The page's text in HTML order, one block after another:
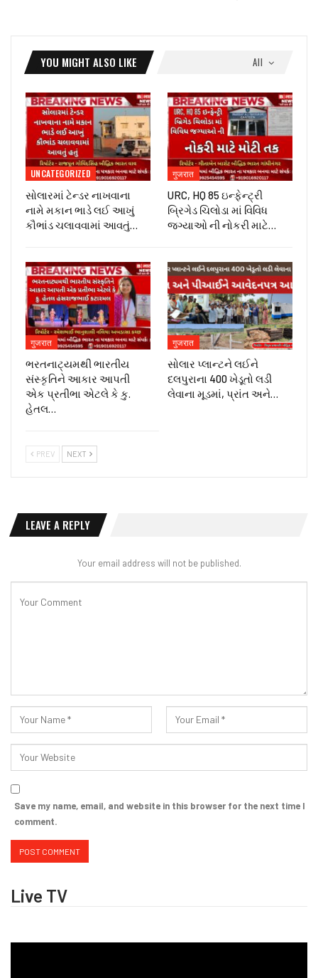
All
YOU MIGHT ALSO LIKE
UNCATEGORIZED
સોલારમાં ટેન્ડર નાખવાના
નામે મકાન ભાડે લઈ આખું
કૌભાંડ ચલાવવામાં આવતું…
गुजरात
URC, HQ 85 ઇન્ફેન્ટ્રી
બ્રિગેડ ચિલોડા માં વિવિધ
જગ્યાઓ ની નોકરી માટે…
गुजरात
ભરતનાટ્યમથી ભારતીય
સંસ્કૃતિને આકાર આપતી
એક પ્રતીભા એટલે કે‌ કુ.
હેતલ…
गुजरात
સોલાર પ્લાન્ટને લઈને
દલપુરાના 400 ખેડૂતો લડી
લેવાના મૂડમાં, પ્રાંત અને…
PREV NEXT
LEAVE A REPLY
Your email address will not be published.
Save my name, email, and website in this browser for the next time I
comment.
Live TV